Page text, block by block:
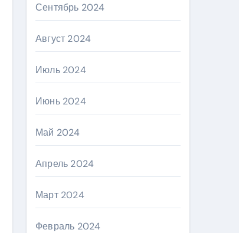
Сентябрь 2024
Август 2024
Июль 2024
Июнь 2024
Май 2024
Апрель 2024
Март 2024
Февраль 2024